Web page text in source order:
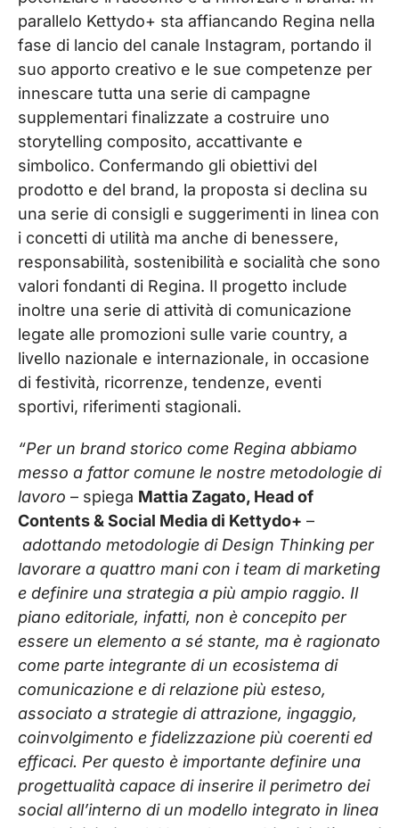
parallelo Kettydo+ sta affiancando Regina nella
fase di lancio del canale Instagram, portando il
suo apporto creativo e le sue competenze per
innescare tutta una serie di campagne
supplementari finalizzate a costruire uno
storytelling composito, accattivante e
simbolico. Confermando gli obiettivi del
prodotto e del brand, la proposta si declina su
una serie di consigli e suggerimenti in linea con
i concetti di utilità ma anche di benessere,
responsabilità, sostenibilità e socialità che sono
valori fondanti di Regina. Il progetto include
inoltre una serie di attività di comunicazione
legate alle promozioni sulle varie country, a
livello nazionale e internazionale, in occasione
di festività, ricorrenze, tendenze, eventi
sportivi, riferimenti stagionali.
“Per un brand storico come Regina abbiamo
messo a fattor comune le nostre metodologie di
lavoro – spiega Mattia Zagato, Head of
Contents & Social Media di Kettydo+ –
adottando metodologie di Design Thinking per
lavorare a quattro mani con i team di marketing
e definire una strategia a più ampio raggio. Il
piano editoriale, infatti, non è concepito per
essere un elemento a sé stante, ma è ragionato
come parte integrante di un ecosistema di
comunicazione e di relazione più esteso,
associato a strategie di attrazione, ingaggio,
coinvolgimento e fidelizzazione più coerenti ed
efficaci. Per questo è importante definire una
progettualità capace di inserire il perimetro dei
social all’interno di un modello integrato in linea